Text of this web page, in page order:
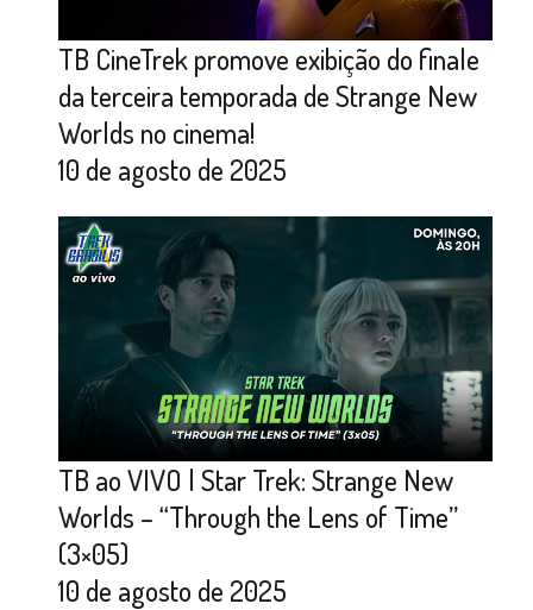
TB CineTrek promove exibição do finale
da terceira temporada de Strange New
Worlds no cinema!
10 de agosto de 2025
TB ao VIVO | Star Trek: Strange New
Worlds – “Through the Lens of Time”
(3×05)
10 de agosto de 2025